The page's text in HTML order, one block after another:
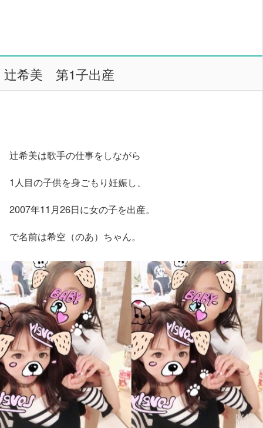
辻希美 第1子出産
辻希美は歌手の仕事をしながら
1人目の子供を身ごもり妊娠し、
2007年11月26日に女の子を出産。
で名前は希空（のあ）ちゃん。